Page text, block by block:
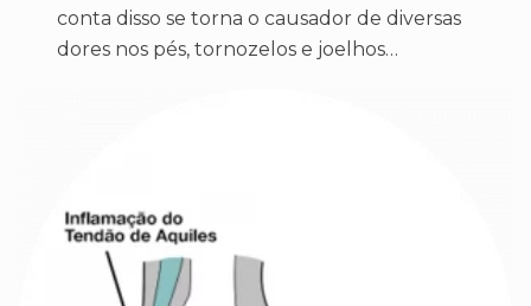
conta disso se torna o causador de diversas
dores nos pés, tornozelos e joelhos…